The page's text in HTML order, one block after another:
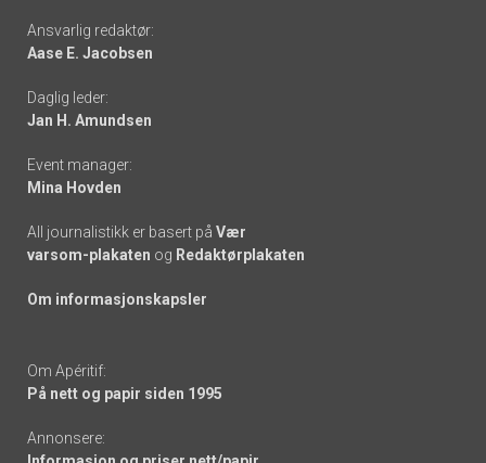
Footer
-
links
Ansvarlig redaktør:
Aase E. Jacobsen
Daglig leder:
Jan H. Amundsen
Event manager:
Mina Hovden
All journalistikk er basert på Vær
varsom-plakaten og Redaktørplakaten
Om informasjonskapsler
Om Apéritif:
På nett og papir siden 1995
Annonsere: